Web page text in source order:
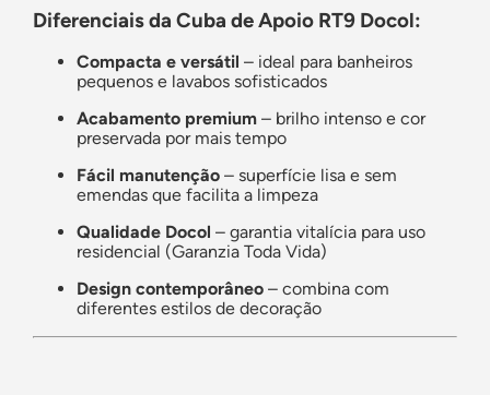
Diferenciais da Cuba de Apoio RT9 Docol:
Compacta e versátil – ideal para banheiros
pequenos e lavabos sofisticados
Acabamento premium – brilho intenso e cor
preservada por mais tempo
Fácil manutenção – superfície lisa e sem
emendas que facilita a limpeza
Qualidade Docol – garantia vitalícia para uso
residencial (Garanzia Toda Vida)
Design contemporâneo – combina com
diferentes estilos de decoração